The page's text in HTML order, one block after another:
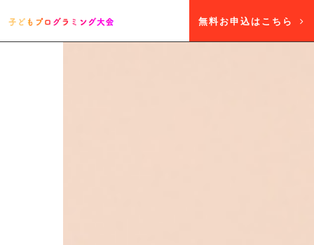
無料お申込はこちら